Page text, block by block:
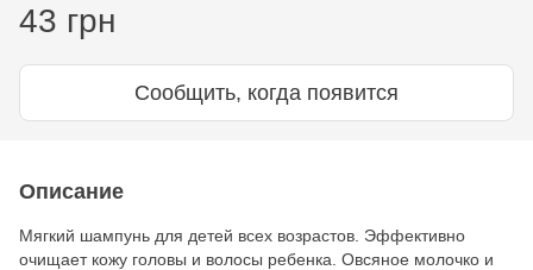
43 грн
Сообщить, когда появится
Описание
Мягкий шампунь для детей всех возрастов. Эффективно
очищает кожу головы и волосы ребенка. Овсяное молочко и